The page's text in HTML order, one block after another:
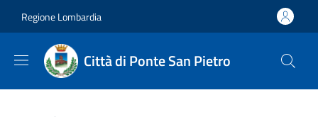
Regione Lombardia
Città di Ponte San Pietro